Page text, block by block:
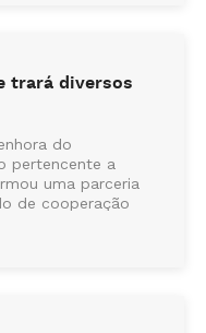
trará diversos
do
pertencente a
uma parceria
de cooperação
isso, serão